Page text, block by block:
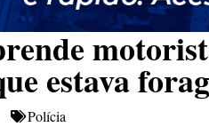
estava
Polícia